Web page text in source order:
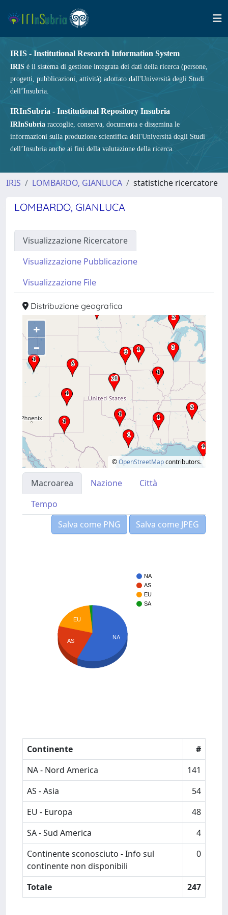
IRIS - Institutional Research Information System
IRIS è il sistema di gestione integrata dei dati della ricerca (persone,
progetti, pubblicazioni, attività) adottato dall'Università degli Studi
dell’Insubria.
IRInSubria - Institutional Repository Insubria
IRInSubria raccoglie, conserva, documenta e dissemina le
informazioni sulla produzione scientifica dell'Università degli Studi
dell’Insubria anche ai fini della valutazione della ricerca.
IRIS LOMBARDO, GIANLUCA statistiche ricercatore
LOMBARDO, GIANLUCA
Visualizzazione Ricercatore
Visualizzazione Pubblicazione
Visualizzazione File
Distribuzione geografica
+
–
©OpenStreetMapcontributors.
Macroarea Nazione
Città
Tempo
Salva come PNG
Salva come JPEG
NA
AS
EU
SA
EU
AS
NA
Continente
#
NA - Nord America
141
AS - Asia
54
EU - Europa
48
SA - Sud America
4
Continente sconosciuto - Info sul
continente non disponibili
0
Totale 247